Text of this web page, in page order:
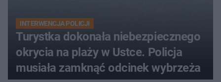
INTERWENCJA POLICJI
Turystka dokonała niebezpiecznego
okrycia na plaży w Ustce. Policja
musiała zamknąć odcinek wybrzeża